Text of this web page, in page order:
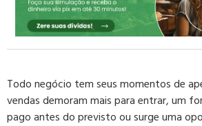
Todo negócio tem seus momentos de
vendas demoram mais para entrar, um
pago antes do previsto ou surge uma